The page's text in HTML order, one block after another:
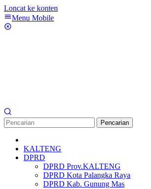
Loncat ke konten
Menu Mobile
Pencarian
KALTENG
DPRD
DPRD Prov.KALTENG
DPRD Kota Palangka Raya
DPRD Kab. Gunung Mas